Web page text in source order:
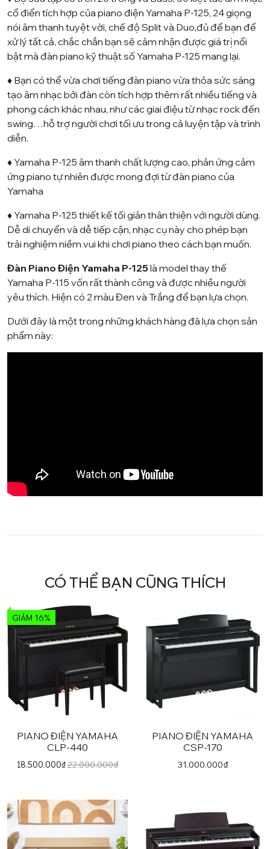
cổ điển tích hợp của piano điện Yamaha P-125, 24 giọng
nói âm thanh tuyệt vời, chế độ Split và Duo,đủ để bạn để
xử lý tất cả, chắc chắn bạn sẽ cảm nhận được giá trị nổi
bật mà đàn piano kỹ thuật số Yamaha P-125 mang lại.
♦ Bạn có thể vừa chơi tiếng đàn piano vừa thỏa sức sáng
tạo âm nhạc bởi đàn còn tích hợp thêm rất nhiều tiếng và
phong cách khác nhau, như các giai điệu từ nhạc rock đến
swing…hỗ trợ người chơi tối ưu trong cả luyện tập và trình
diễn.
♦ Yamaha P-125 âm thanh chất lượng cao, phản ứng cảm
ứng piano tự nhiên được mong đợi từ đàn piano của
Yamaha
♦ Yamaha P-125 thiết kế tối giản thân thiện với người dùng.
Dễ di chuyển và dễ tiếp cận, nhạc cụ này cho phép bạn
trải nghiệm niềm vui khi chơi piano theo cách bạn muốn.
Đàn Piano Điện Yamaha P-125là model thay thế
Yamaha P-115 vốn rất thành công và được nhiều người
yêu thích. Hiện có 2 màu Đen và Trắng để bạn lựa chọn.
Dưới đây là một trong những khách hàng đã lựa chọn sản
phẩm này:
CÓ THỂ BẠN CŨNG THÍCH
GIẢM 16%
PIANO ĐIỆN YAMAHA
CLP-440
18.500.000₫22.000.000₫
PIANO ĐIỆN YAMAHA
CSP-170
31.000.000₫